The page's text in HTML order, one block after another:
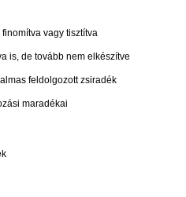
vagy tisztítva
is, de tovább nem elkészítve
feldolgozott zsiradék
maradékai